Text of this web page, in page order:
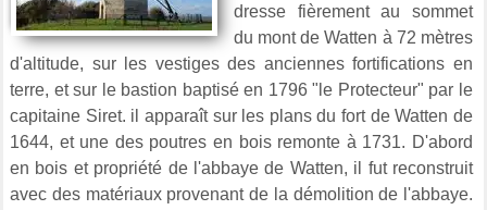
dresse fièrement au sommet
du mont de Watten à 72 mètres
d'altitude, sur les vestiges des anciennes fortifications en
terre, et sur le bastion baptisé en 1796 "le Protecteur" par le
capitaine Siret. il apparaît sur les plans du fort de Watten de
1644, et une des poutres en bois remonte à 1731. D'abord
en bois et propriété de l'abbaye de Watten, il fut reconstruit
avec des matériaux provenant de la démolition de l'abbaye.